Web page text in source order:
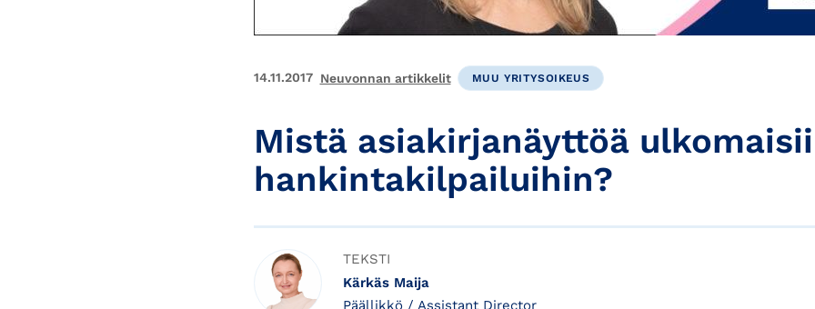
14.11.2017 Neuvonnan artikkelit MUU YRITYSOIKEUS
Mistä asiakirjanäyttöä
hankintakilpailuihin?
TEKSTI
Kärkäs Maija
Päällikkö / Assistant Director